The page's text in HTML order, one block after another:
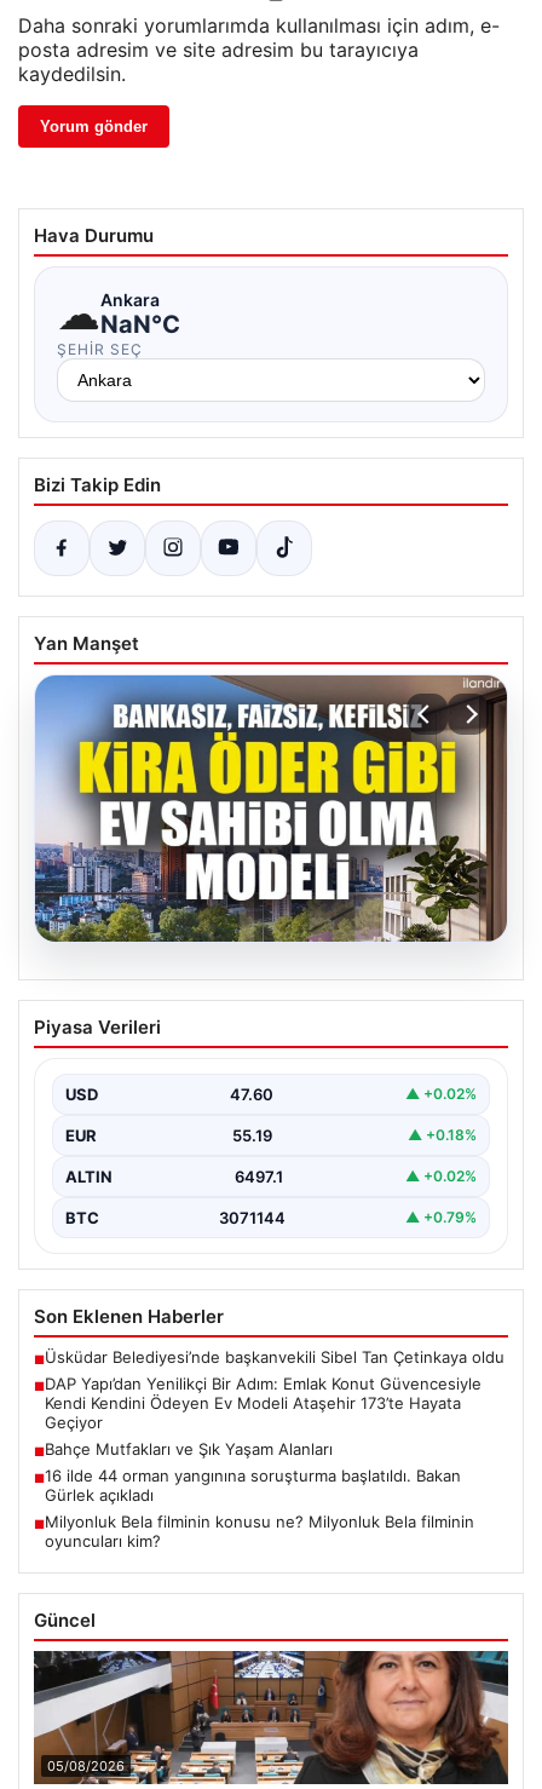
Daha sonraki yorumlarımda kullanılması için adım, e-
posta adresim ve site adresim bu tarayıcıya
kaydedilsin.
Hava Durumu
☁Ankara
NaN°C
ŞEHIR SEÇ
Bizi Takip Edin
Yan Manşet
DAP Yapı’dan Yenilikçi Bir Adım: Emlak
Konut Güvencesiyle Kendi Kendini
Hayata Geçiyor
Gayrimenkul sektöründe prestijli ve yenilikçi
projeleriyle tanınan DAP Gayrimenkul Geliştirme, dikkat
Piyasa Verileri
USD 47.60 ▲ +0.02%
EUR 55.19 ▲ +0.18%
ALTIN 6497.1 ▲ +0.02%
BTC 3071144 ▲ +0.79%
Son Eklenen Haberler
■Üsküdar Belediyesi’nde başkanvekili Sibel Tan Çetinkaya oldu
■DAP Yapı’dan Yenilikçi Bir Adım: Emlak Konut Güvencesiyle
Kendi Kendini Ödeyen Ev Modeli Ataşehir 173’te Hayata
Geçiyor
■Bahçe Mutfakları ve Şık Yaşam Alanları
■16 ilde 44 orman yangınına soruşturma başlatıldı. Bakan
Gürlek açıkladı
■Milyonluk Bela filminin konusu ne? Milyonluk Bela filminin
oyuncuları kim?
Güncel
05/08/2026